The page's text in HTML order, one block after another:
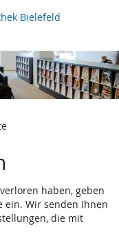
Bielefeld
haben, geben
ein. Wir senden Ihnen
die mit